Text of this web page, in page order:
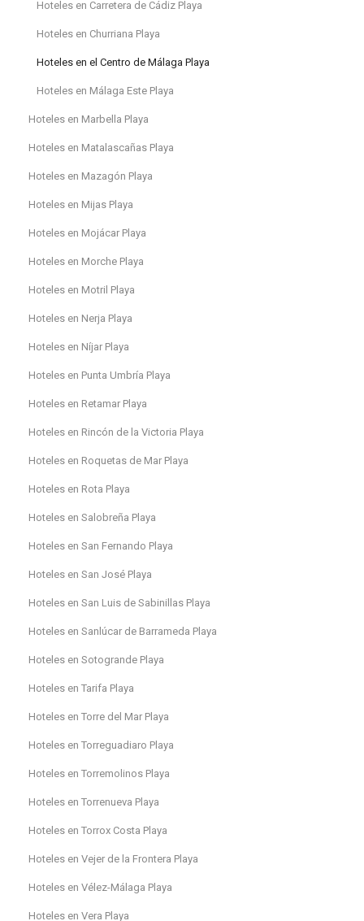
Hoteles en Carretera de Cádiz Playa
Hoteles en Churriana Playa
Hoteles en el Centro de Málaga Playa
Hoteles en Málaga Este Playa
Hoteles en Marbella Playa
Hoteles en Matalascañas Playa
Hoteles en Mazagón Playa
Hoteles en Mijas Playa
Hoteles en Mojácar Playa
Hoteles en Morche Playa
Hoteles en Motril Playa
Hoteles en Nerja Playa
Hoteles en Níjar Playa
Hoteles en Punta Umbría Playa
Hoteles en Retamar Playa
Hoteles en Rincón de la Victoria Playa
Hoteles en Roquetas de Mar Playa
Hoteles en Rota Playa
Hoteles en Salobreña Playa
Hoteles en San Fernando Playa
Hoteles en San José Playa
Hoteles en San Luis de Sabinillas Playa
Hoteles en Sanlúcar de Barrameda Playa
Hoteles en Sotogrande Playa
Hoteles en Tarifa Playa
Hoteles en Torre del Mar Playa
Hoteles en Torreguadiaro Playa
Hoteles en Torremolinos Playa
Hoteles en Torrenueva Playa
Hoteles en Torrox Costa Playa
Hoteles en Vejer de la Frontera Playa
Hoteles en Vélez-Málaga Playa
Hoteles en Vera Playa